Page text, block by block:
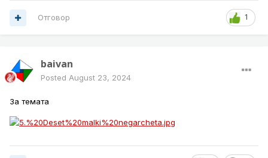
1
Отговор
baivan
Posted August 23, 2024
За темата